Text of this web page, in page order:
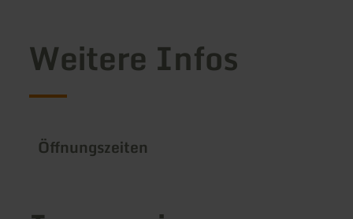
Weitere Infos
Öffnungszeiten